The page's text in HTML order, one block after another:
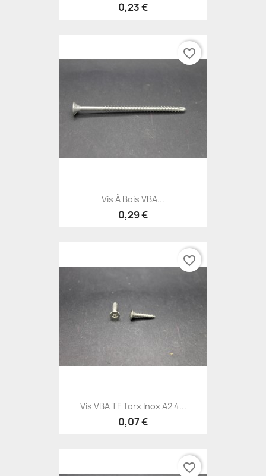
0,23 €
Vis À Bois VBA...
0,29 €
favorite_border
Vis VBA TF Torx Inox A2 4...
0,07 €
favorite_border
favorite_border